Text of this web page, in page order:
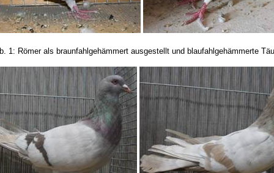
1: Römer als braunfahlgehämmert ausgestellt und blaufahlgehämmerte